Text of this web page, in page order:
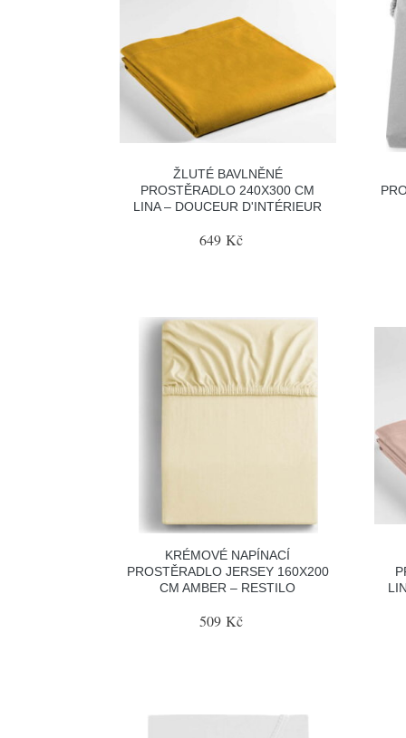
ŽLUTÉ BAVLNĚNÉ
PROSTĚRADLO 240X300 CM
LINA – DOUCEUR D'INTÉRIEUR
649 Kč
KRÉMOVÉ NAPÍNACÍ
PROSTĚRADLO JERSEY 160X200
CM AMBER – RESTILO
509 Kč